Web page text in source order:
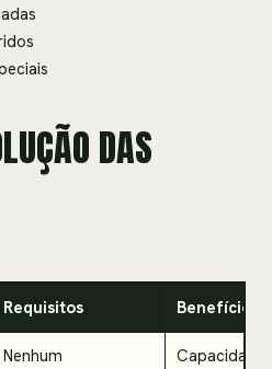
DAS
Requisitos Benefícios
Nenhum